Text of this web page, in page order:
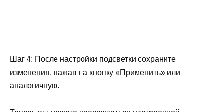
Шаг 4: После настройки подсветки сохраните
изменения, нажав на кнопку «Применить» или
аналогичную.